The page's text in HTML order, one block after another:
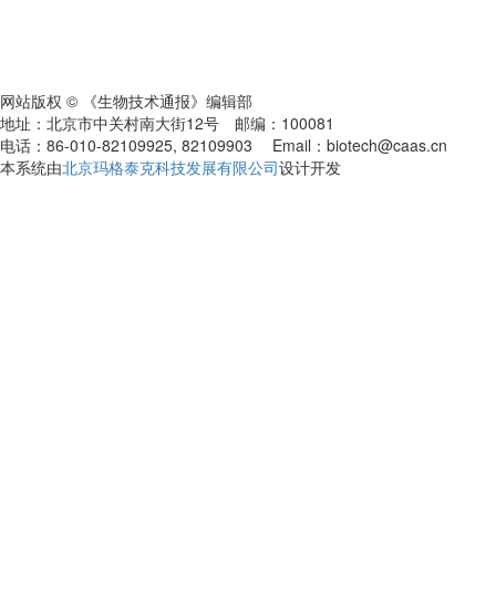
网站版权 © 《生物技术通报》编辑部
地址：北京市中关村南大街12号 邮编：100081
电话：86-010-82109925, 82109903 Email：biotech@caas.cn
本系统由北京玛格泰克科技发展有限公司设计开发